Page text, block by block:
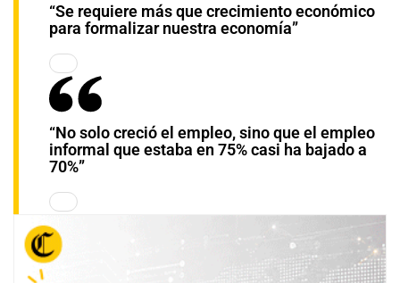
“Se requiere más que crecimiento económico
para formalizar nuestra economía”
“No solo creció el empleo, sino que el empleo
informal que estaba en 75% casi ha bajado a
70%”